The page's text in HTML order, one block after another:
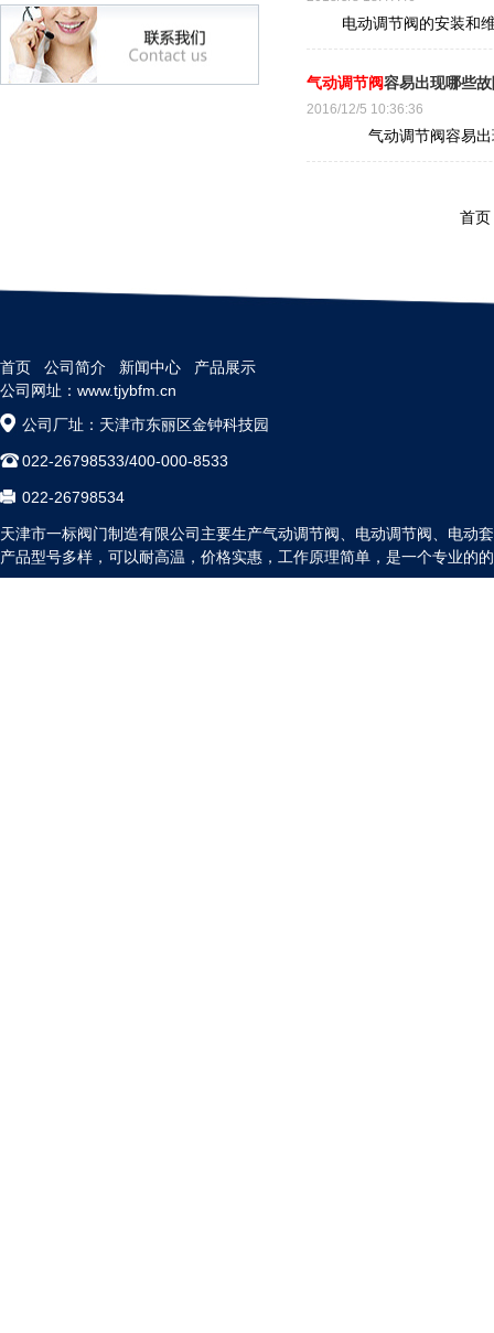
电动调节阀的安装和维
气动调节阀容易出现哪些
2016/12/5 10:36:36
气动调节阀容易出
首
首页 公司简介 新闻中心
产品展示
公司网址：www.tjybfm.cn
公司厂址：天津市东丽区金钟科技园
022-26798533/400-000-8533
022-26798534
天津市一标阀门制造有限公司主要生产气动调节阀、电动调节阀、电动
产品型号多样，可以耐高温，价格实惠，工作原理简单，是一个专业的